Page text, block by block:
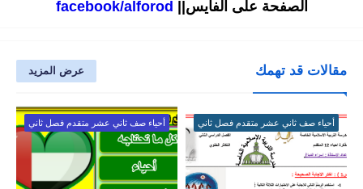
الصفحة على الفايس||
facebook/alforod
مقالات قد تهمك عرض المزيد
أحياء صف ثاني عشر متقدم فصل ثاني أحياء صف ثاني عشر متقدم فصل ثاني